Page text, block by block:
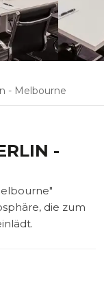
- Melbourne
- M
die zum